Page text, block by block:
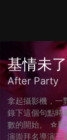
基情未了
After Party
拿起攝影機，一
錄下這個句點時
數的開始。 ☆即
演崇拜名導演王